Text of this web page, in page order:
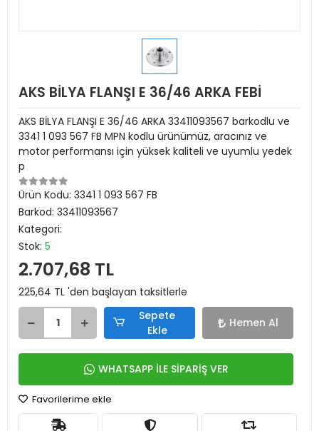
AKS BİLYA FLANŞI E 36/46 ARKA FEBİ
AKS BİLYA FLANŞI E 36/46 ARKA 33411093567 barkodlu ve
3341 1 093 567 FB MPN kodlu ürünümüz, aracınız ve
motor performansı için yüksek kaliteli ve uyumlu yedek
p
Ürün Kodu: 3341 1 093 567 FB
Barkod: 33411093567
Kategori:
Stok: 5
2.707,68 TL
225,64 TL 'den başlayan taksitlerle
Sepete
Ekle
Hemen Al
WHATSAPP İLE SİPARİŞ VER
Favorilerime ekle